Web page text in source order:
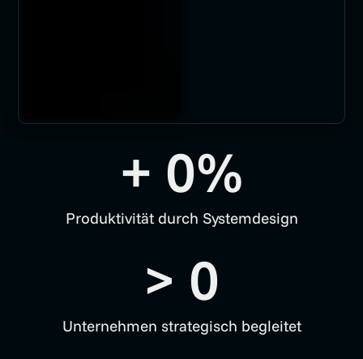
Produktivität durch Systemdesign
+ 0%
Unternehmen strategisch begleitet
> 0